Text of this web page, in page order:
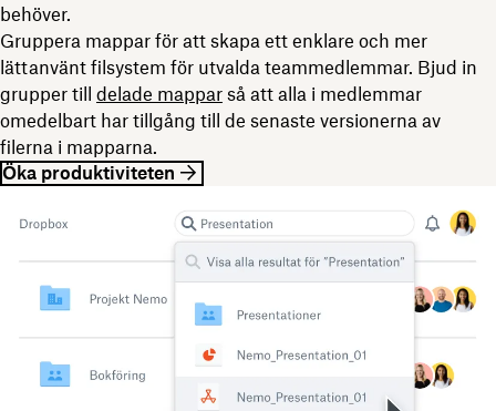
behöver.
Gruppera mappar för att skapa ett enklare och mer
lättanvänt filsystem för utvalda teammedlemmar. Bjud in
grupper till delade mappar så att alla i medlemmar
omedelbart har tillgång till de senaste versionerna av
filerna i mapparna.
Öka produktiviteten